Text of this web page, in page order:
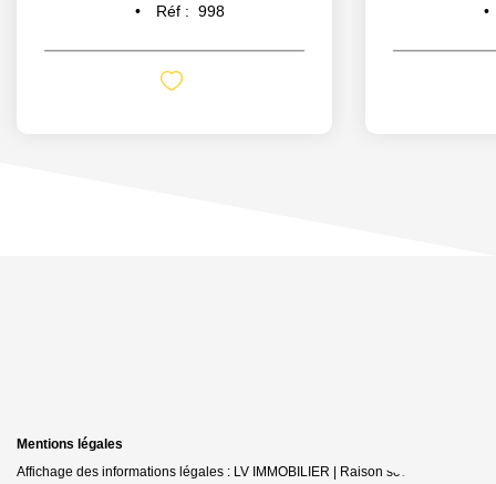
Réf : 998
Mentions légales
Affichage des informations légales : LV IMMOBILIER | Raison sociale : LV